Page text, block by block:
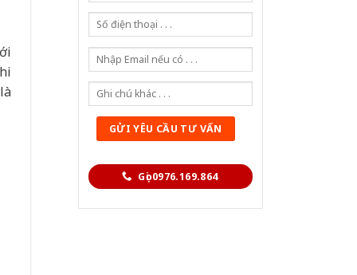
Gọi 0976.169.864